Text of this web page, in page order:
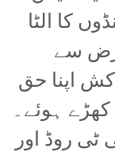
کا الٹا
سے
اپنا حق
ہوئے۔
ٹی روڈ اور